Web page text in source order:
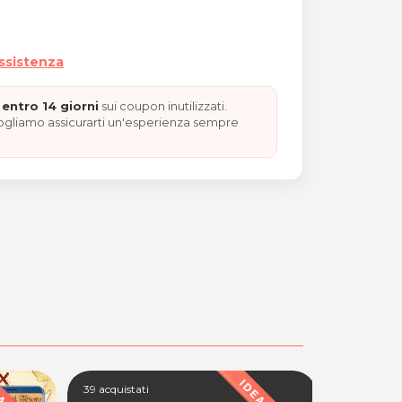
14 giorni sui coupon inutilizzati.
assicurarti un'esperienza sempre
39 acquistati